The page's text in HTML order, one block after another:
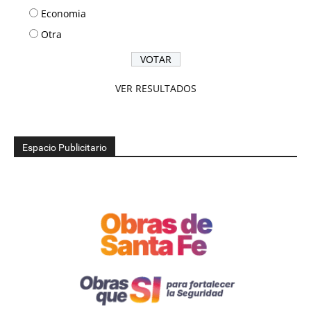
Economia
Otra
VER RESULTADOS
Espacio Publicitario